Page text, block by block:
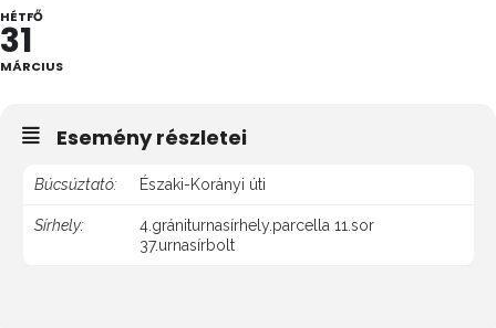
HÉTFŐ
31
MÁRCIUS
Esemény részletei
Búcsúztató: Északi-Korányi úti
Sírhely:
4.grániturnasírhely.parcella 11.sor
37.urnasírbolt